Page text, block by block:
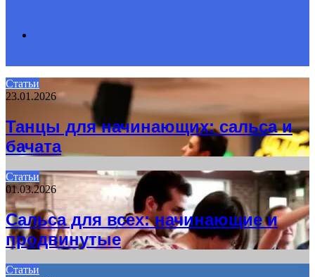
for
Статьи
23.01.2026
Танцы для начинающих: сальса и
бачата
Статьи
01.03.2026
Сальса для всех: начинающие и
продвинутые
Статьи